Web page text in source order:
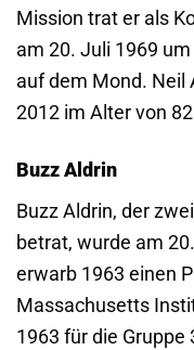
Mission trat er als
am 20. Juli 1969
auf dem Mond. Neil
2012 im Alter von
Buzz Aldrin
Buzz Aldrin, der
betrat, wurde am
erwarb 1963 einen
Massachusetts
1963 für die